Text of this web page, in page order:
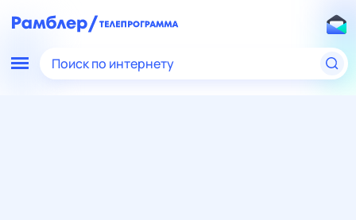
Поиск по интернету